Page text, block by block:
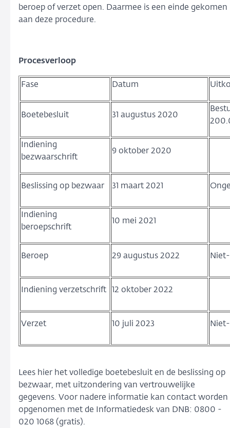
beroep of verzet open. Daarmee is een einde gekomen
aan deze procedure.
Procesverloop
Fase Datum
Boetebesluit 31 augustus 2020
Indiening
bezwaarschrift
9 oktober 2020
Beslissing op bezwaar 31 maart 2021
Indiening
beroepschrift
10 mei 2021
Beroep 29 augustus 2022
Indiening verzetschrift 12 oktober 2022
Verzet 10 juli 2023
Lees hier het volledige boetebesluit en de beslissing op
bezwaar, met uitzondering van vertrouwelijke
gegevens. Voor nadere informatie kan contact worden
opgenomen met de Informatiedesk van DNB: 0800 -
020 1068 (gratis).